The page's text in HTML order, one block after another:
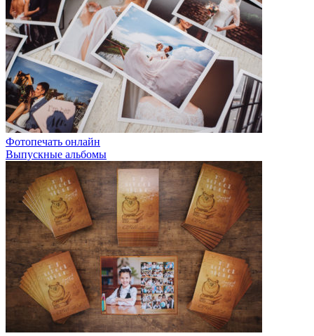
Фотопечать онлайн
Выпускные альбомы